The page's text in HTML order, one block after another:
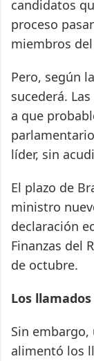
candidatos
proceso
miembros
Pero, según
sucederá.
a que
líder, sin
El plazo de
ministro
declaración
Finanzas del
de octubre.
Los
Sin
alimentó los